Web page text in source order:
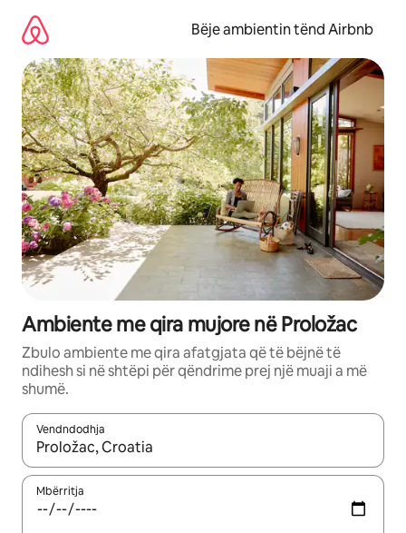
përmbajtja
Bëje ambientin tënd Airbnb
Ambiente me qira mujore në Proložac
Zbulo ambiente me qira afatgjata që të bëjnë të
ndihesh si në shtëpi për qëndrime prej një muaji a më
shumë.
Vendndodhja
Kur rezultatet të jenë të disponueshme, lëviz me butonat e
Mbërritja